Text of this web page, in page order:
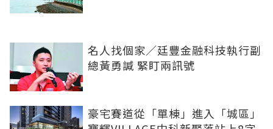
名人找個家／廷豐金融科技執行副
總黃勇諴 緊盯兩訊號
豪宅賽道從「單棟」進入「城區」